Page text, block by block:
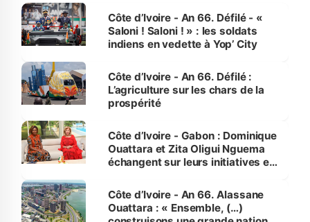
Côte d’Ivoire - An 66. Défilé - «
Saloni ! Saloni ! » : les soldats
indiens en vedette à Yop’ City
Côte d’Ivoire - An 66. Défilé :
L’agriculture sur les chars de la
prospérité
Côte d’Ivoire - Gabon : Dominique
Ouattara et Zita Oligui Nguema
échangent sur leurs initiatives en
enfants
Côte d’Ivoire - An 66. Alassane
Ouattara : « Ensemble, (…)